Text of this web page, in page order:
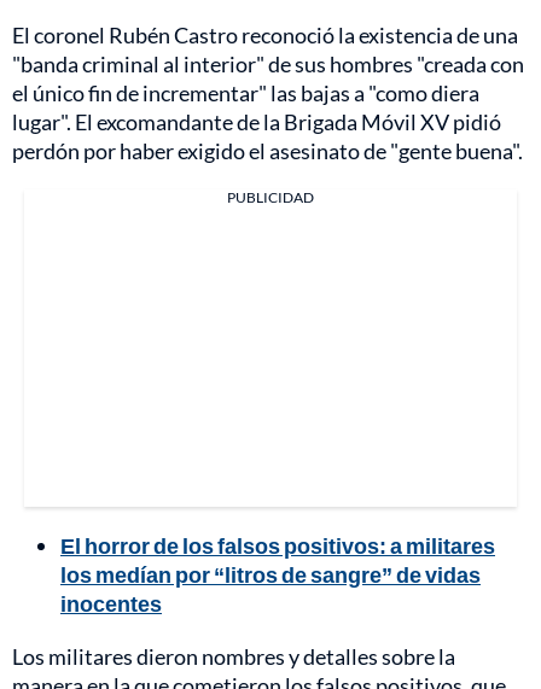
El coronel Rubén Castro reconoció la existencia de una
"banda criminal al interior" de sus hombres "creada con
el único fin de incrementar" las bajas a "como diera
lugar". El excomandante de la Brigada Móvil XV pidió
perdón por haber exigido el asesinato de "gente buena".
PUBLICIDAD
El horror de los falsos positivos: a militares
los medían por “litros de sangre” de vidas
inocentes
Los militares dieron nombres y detalles sobre la